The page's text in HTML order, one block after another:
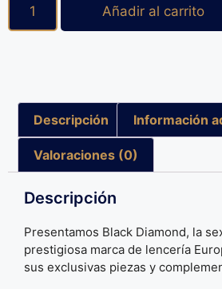
Añadir al carrito
Descripción Información
Valoraciones (0)
Descripción
Presentamos Black Diamond, la
prestigiosa marca de lencería
sus exclusivas piezas y